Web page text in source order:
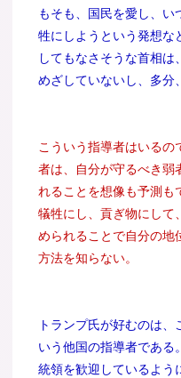
もそも、国民を愛し、い
牲にしようという発想な
してもなさそうな首相は
めざしていないし、多分
こういう指導者はいる
者は、自分が守るべき弱
れることを想像も予測も
犠牲にし、貢ぎ物にして
められることで自分の地
方法を知らない。
トランプ氏が好むのは
いう他国の指導者である
統領を歓迎しているよう